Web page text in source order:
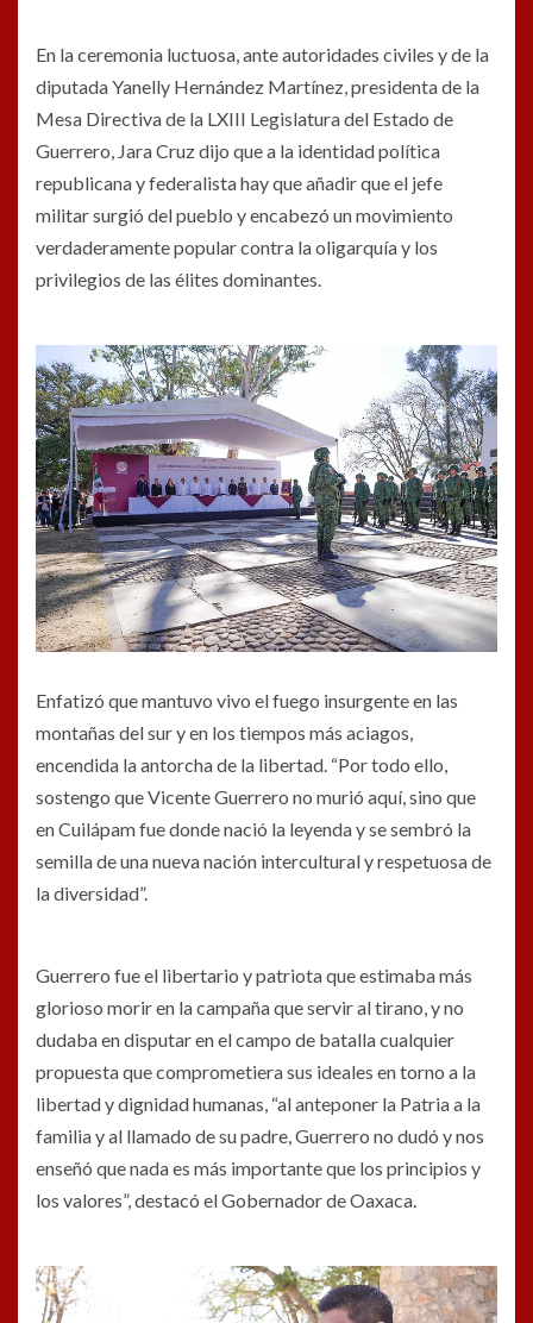
En la ceremonia luctuosa, ante autoridades civiles y de la
diputada Yanelly Hernández Martínez, presidenta de la
Mesa Directiva de la LXIII Legislatura del Estado de
Guerrero, Jara Cruz dijo que a la identidad política
republicana y federalista hay que añadir que el jefe
militar surgió del pueblo y encabezó un movimiento
verdaderamente popular contra la oligarquía y los
privilegios de las élites dominantes.
Enfatizó que mantuvo vivo el fuego insurgente en las
montañas del sur y en los tiempos más aciagos,
encendida la antorcha de la libertad. “Por todo ello,
sostengo que Vicente Guerrero no murió aquí, sino que
en Cuilápam fue donde nació la leyenda y se sembró la
semilla de una nueva nación intercultural y respetuosa de
la diversidad”.
Guerrero fue el libertario y patriota que estimaba más
glorioso morir en la campaña que servir al tirano, y no
dudaba en disputar en el campo de batalla cualquier
propuesta que comprometiera sus ideales en torno a la
libertad y dignidad humanas, “al anteponer la Patria a la
familia y al llamado de su padre, Guerrero no dudó y nos
enseñó que nada es más importante que los principios y
los valores”, destacó el Gobernador de Oaxaca.